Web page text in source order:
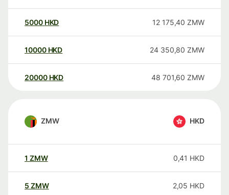
5000 HKD 12 175,40 ZMW
10000 HKD 24 350,80 ZMW
20000 HKD 48 701,60 ZMW
ZMW HKD
1 ZMW 0,41 HKD
5 ZMW 2,05 HKD